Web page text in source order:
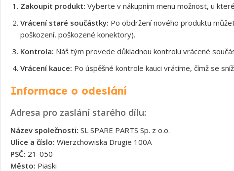
Zakoupit produkt: Vyberte v nákupním menu možnost, u
Vrácení staré součástky: Po obdržení nového produktu
poškození, poškozené konektory).
Kontrola: Náš tým provede důkladnou kontrolu vrácené
Vrácení kauce: Po úspěšné kontrole kauci vrátíme, čímž se
Informace o odeslání
Adresa pro zaslání starého dílu:
Název společnosti: SL SPARE PARTS Sp. z o.o.
Ulice a číslo: Wierzchowiska Drugie 100A
PSČ: 21-050
Město: Piaski